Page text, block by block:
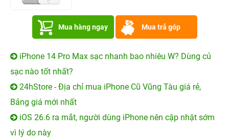
Mua hàng ngay Mua trả góp
iPhone 14 Pro Max sạc nhanh bao nhiêu W? Dùng củ
sạc nào tốt nhất?
24hStore - Địa chỉ mua iPhone Cũ Vũng Tàu giá rẻ,
Bảng giá mới nhất
iOS 26.6 ra mắt, người dùng iPhone nên cập nhật sớm
vì lý do này